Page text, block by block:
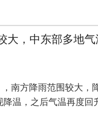
大，中东部多地
南方降雨范围较大
温，之后气温再度